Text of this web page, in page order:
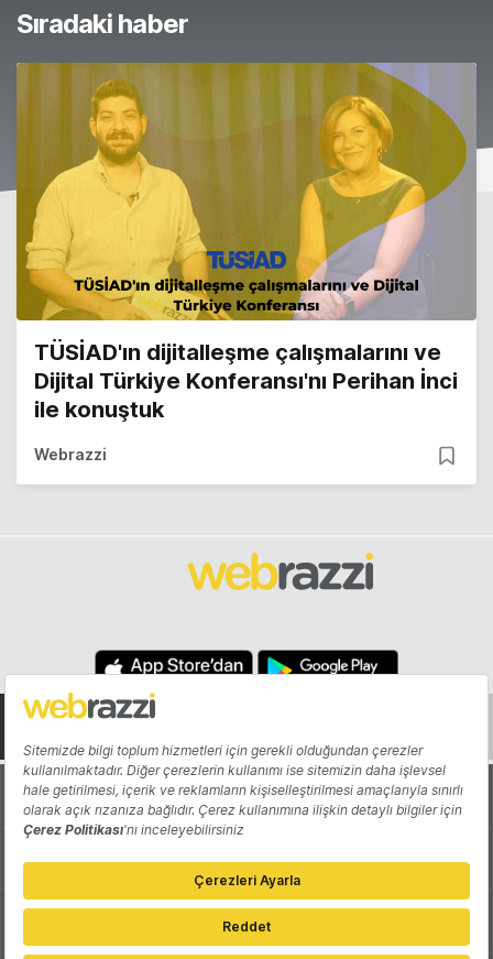
Sıradaki haber
TÜSİAD'ın dijitalleşme çalışmalarını ve
Dijital Türkiye Konferansı'nı Perihan İnci
ile konuştuk
Webrazzi
Hakkında Yazarlar
Katkıda Bulun Reklam